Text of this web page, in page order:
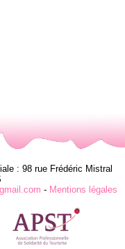
: 98 rue Frédéric Mistral
- Mentions légales